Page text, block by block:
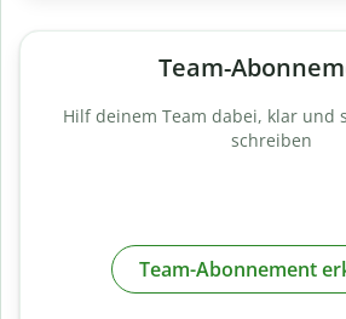
Team-
Hilf deinem Team dabei, klar und
schreiben
Team-Abonnement